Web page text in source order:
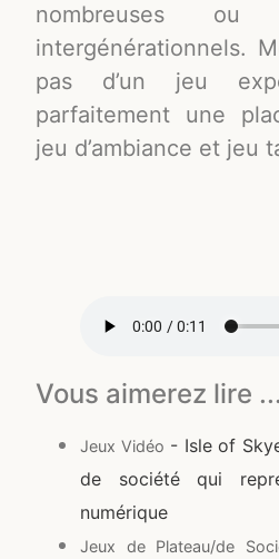
nombreuses ou
intergénérationnels.
pas d’un jeu
parfaitement une
jeu d’ambiance et jeu
Vous aimerez lire ...
Jeux Vidéo - Isle of
de société qui
numérique
Jeux de Plateau/de